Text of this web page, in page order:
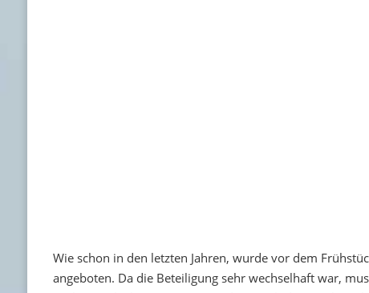
Wie schon in den letzten Jahren, wurde vor dem
angeboten. Da die Beteiligung sehr wechselhaft war,